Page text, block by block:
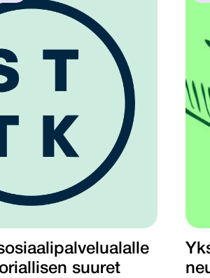
suuret